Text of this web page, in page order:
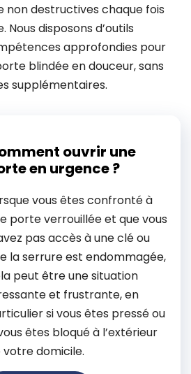
non destructives chaque fois
Nous disposons d’outils
approfondies pour
blindée en douceur, sans
supplémentaires.
ouvrir une
en urgence ?
vous êtes confronté à
porte verrouillée et que vous
pas accès à une clé ou
la serrure est endommagée,
peut être une situation
et frustrante, en
si vous êtes pressé ou
êtes bloqué à l’extérieur
votre domicile.